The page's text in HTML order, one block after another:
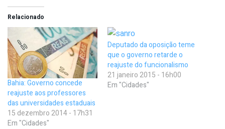
Relacionado
Bahia: Governo concede
reajuste aos professores
das universidades estaduais
15 dezembro 2014 - 17h31
Em "Cidades"
Deputado da oposição teme
que o governo retarde o
reajuste do funcionalismo
21 janeiro 2015 - 16h00
Em "Cidades"